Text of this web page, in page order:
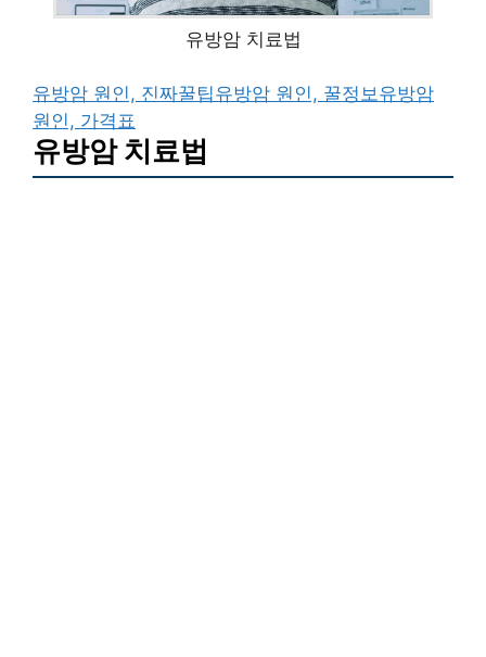
유방암 치료법
유방암 원인, 진짜꿀팁유방암 원인, 꿀정보 유방암
원인, 가격표
유방암 치료법